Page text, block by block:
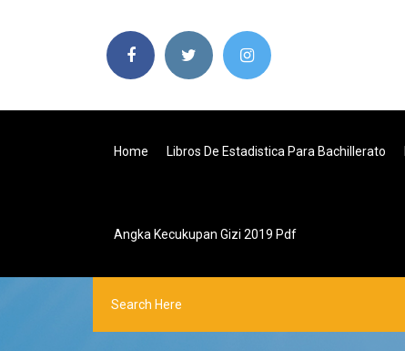
Home Libros De Estadistica Para Bachillerato
Angka Kecukupan Gizi 2019 Pdf